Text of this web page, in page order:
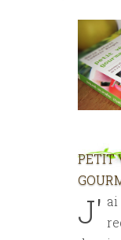
PETIT
J' ai